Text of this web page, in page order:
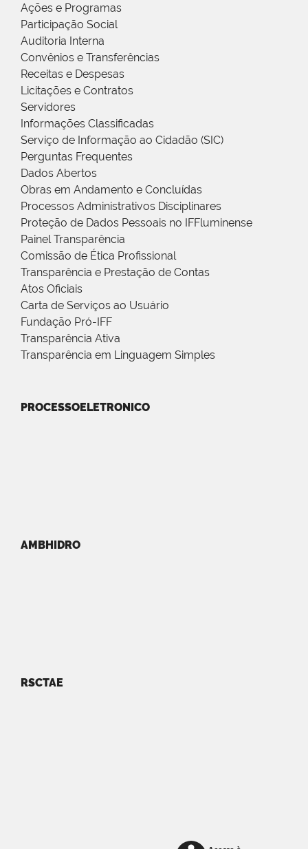
Ações e Programas
Participação Social
Auditoria Interna
Convênios e Transferências
Receitas e Despesas
Licitações e Contratos
Servidores
Informações Classificadas
Serviço de Informação ao Cidadão (SIC)
Perguntas Frequentes
Dados Abertos
Obras em Andamento e Concluídas
Processos Administrativos Disciplinares
Proteção de Dados Pessoais no IFFluminense
Painel Transparência
Comissão de Ética Profissional
Transparência e Prestação de Contas
Atos Oficiais
Carta de Serviços ao Usuário
Fundação Pró-IFF
Transparência Ativa
Transparência em Linguagem Simples
PROCESSOELETRONICO
AMBHIDRO
RSCTAE